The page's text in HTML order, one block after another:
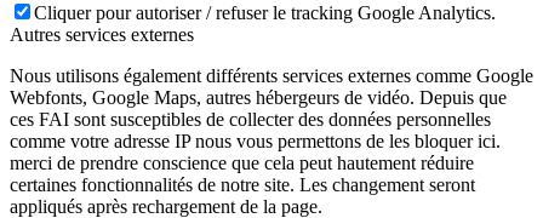
Cliquer pour autoriser / refuser le tracking Google Analytics.
Autres services externes
Nous utilisons également différents services externes comme Google
Webfonts, Google Maps, autres hébergeurs de vidéo. Depuis que
ces FAI sont susceptibles de collecter des données personnelles
comme votre adresse IP nous vous permettons de les bloquer ici.
merci de prendre conscience que cela peut hautement réduire
certaines fonctionnalités de notre site. Les changement seront
appliqués après rechargement de la page.